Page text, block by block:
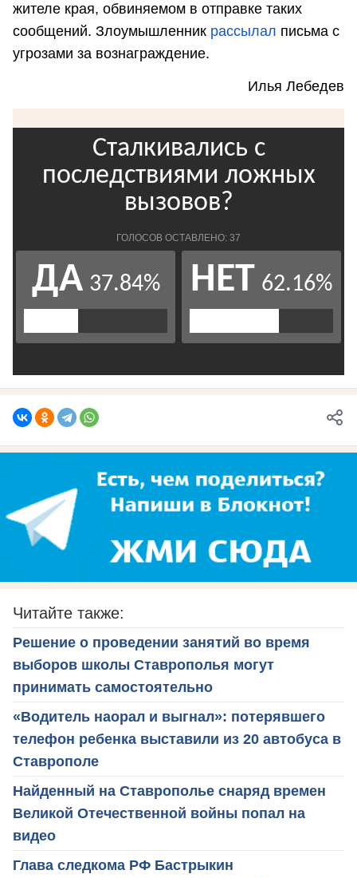
жителе края, обвиняемом в отправке таких
сообщений. Злоумышленник рассылал письма с
угрозами за вознаграждение.
Илья Лебедев
Читайте также:
Решение о проведении занятий во время
выборов школы Ставрополья могут
принимать самостоятельно
«Водитель наорал и выгнал»: потерявшего
телефон ребенка выставили из 20 автобуса в
Ставрополе
Найденный на Ставрополье снаряд времен
Великой Отечественной войны попал на
видео
Глава следкома РФ Бастрыкин